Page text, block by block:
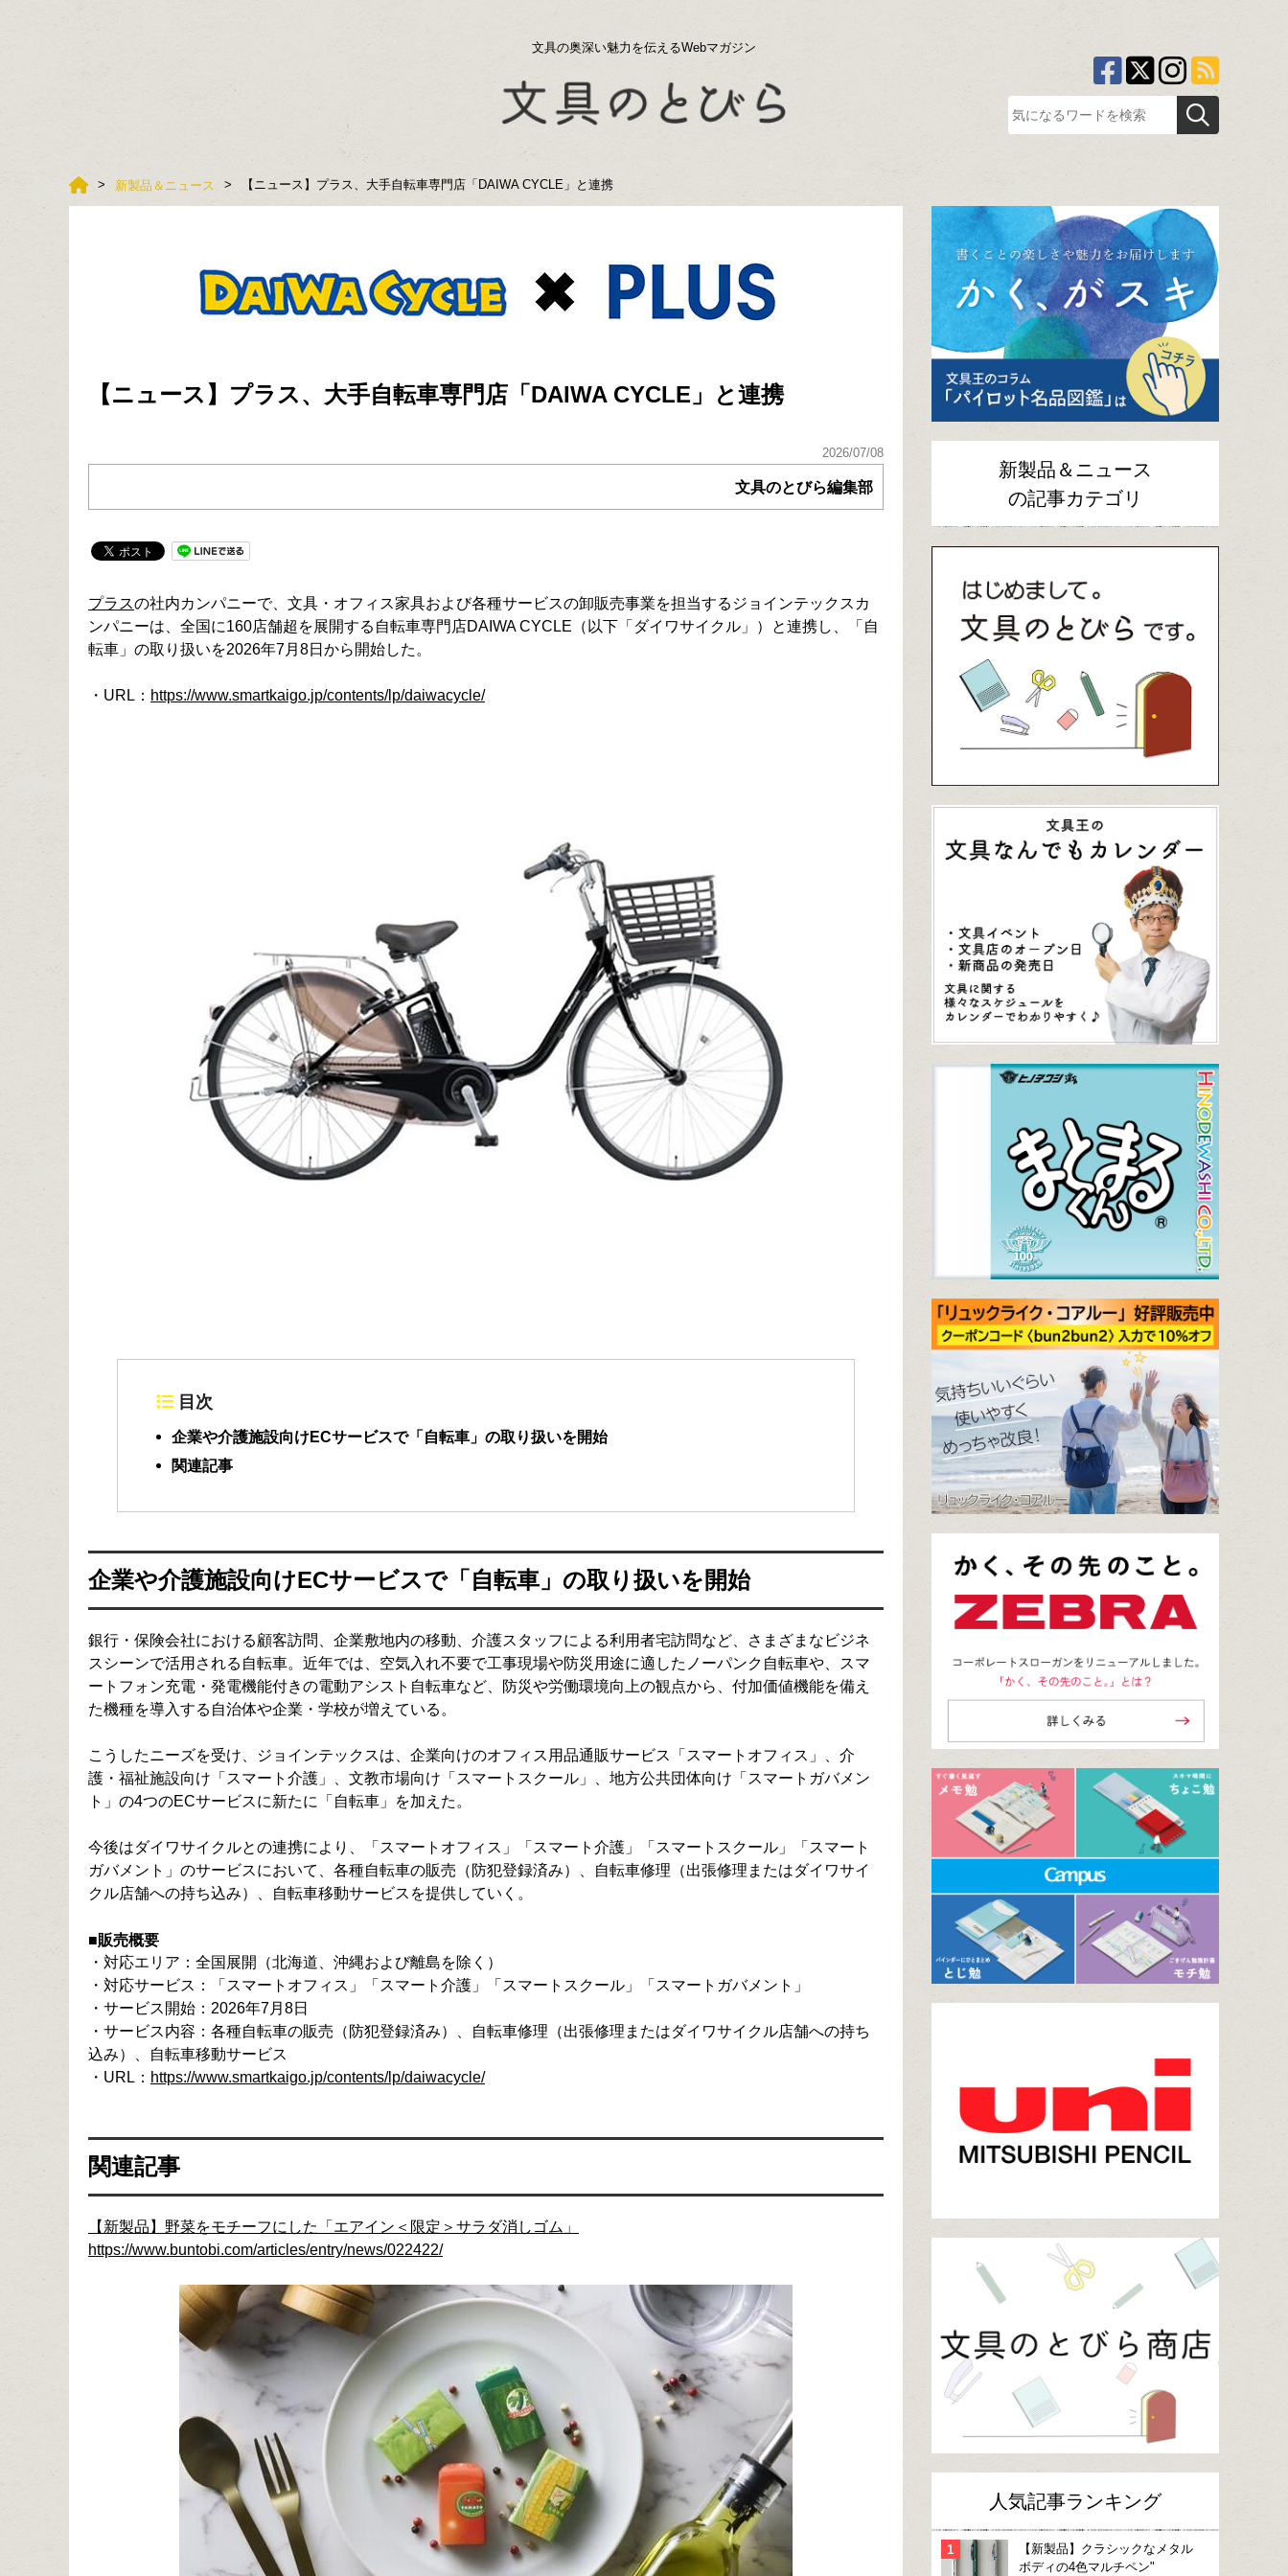
文具の奥深い魅力を伝えるWebマガジン
新製品＆ニュース 【ニュース】プラス、大手自転車専門店「DAIWA CYCLE」と連携
【ニュース】プラス、大手自転車専門店「DAIWA CYCLE」と連携
2026/07/08
文具のとびら編集部
プラスの社内カンパニーで、文具・オフィス家具および各種サービスの卸販売事業を担当するジョインテックスカ
ンパニーは、全国に160店舗超を展開する自転車専門店DAIWA CYCLE（以下「ダイワサイクル」）と連携し、「自
転車」の取り扱いを2026年7月8日から開始した。
・URL： https://www.smartkaigo.jp/contents/lp/daiwacycle/
目次
企業や介護施設向けECサービスで「自転車」の取り扱いを開始
関連記事
企業や介護施設向けECサービスで「自転車」の取り扱いを開始
銀行・保険会社における顧客訪問、企業敷地内の移動、介護スタッフによる利用者宅訪問など、さまざまなビジネ
スシーンで活用される自転車。近年では、空気入れ不要で工事現場や防災用途に適したノーパンク自転車や、スマ
ートフォン充電・発電機能付きの電動アシスト自転車など、防災や労働環境向上の観点から、付加価値機能を備え
た機種を導入する自治体や企業・学校が増えている。
こうしたニーズを受け、ジョインテックスは、企業向けのオフィス用品通販サービス「スマートオフィス」、介
護・福祉施設向け「スマート介護」、文教市場向け「スマートスクール」、地方公共団体向け「スマートガバメン
ト」の4つのECサービスに新たに「自転車」を加えた。
今後はダイワサイクルとの連携により、「スマートオフィス」「スマート介護」「スマートスクール」「スマート
ガバメント」のサービスにおいて、各種自転車の販売（防犯登録済み）、自転車修理（出張修理またはダイワサイ
クル店舗への持ち込み）、自転車移動サービスを提供していく。
■販売概要
・対応エリア：全国展開（北海道、沖縄および離島を除く）
・対応サービス：「スマートオフィス」「スマート介護」「スマートスクール」「スマートガバメント」
・サービス開始：2026年7月8日
・サービス内容：各種自転車の販売（防犯登録済み）、自転車修理（出張修理またはダイワサイクル店舗への持ち
込み）、自転車移動サービス
・URL： https://www.smartkaigo.jp/contents/lp/daiwacycle/
関連記事
【新製品】野菜をモチーフにした「エアイン＜限定＞サラダ消しゴム」
https://www.buntobi.com/articles/entry/news/022422/
新製品＆ニュース
の記事カテゴリ
人気記事ランキング
【新製品】クラシックなメタル
ボディの4色マルチペン"